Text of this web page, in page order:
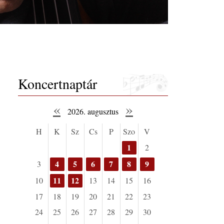
Koncertnaptár
« 2026. augusztus »
H K Sz Cs P Szo V
1
2
3
4 5 6 7 8 9
10 11 12 13 14 15
16
17
18 19 20 21 22
23
24
25 26 27 28 29
30